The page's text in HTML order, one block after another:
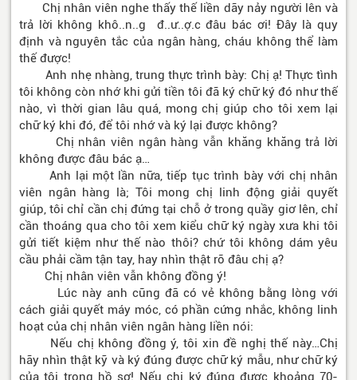
Chị nhân viên nghe thấy thế liền dãy nảy người lên và
trả lời không khô..n..g đ..ư..ợ.c đâu bác ơi! Đây là quy
định và nguyên tắc của ngân hàng, cháu không thể làm
thế được!
Anh nhẹ nhàng, trung thực trình bày: Chị ạ! Thực tình
tôi không còn nhớ khi gửi tiền tôi đã ký chữ ký đó như thế
nào, vì thời gian lâu quá, mong chị giúp cho tôi xem lại
chữ ký khi đó, để tôi nhớ và ký lại được không?
Chị nhân viên ngân hàng vẫn khăng khăng trả lời
không được đâu bác ạ…
Anh lại một lần nữa, tiếp tục trình bày với chị nhân
viên ngân hàng là; Tôi mong chị linh động giải quyết
giúp, tôi chỉ cần chị đứng tại chỗ ở trong quầy giơ lên, chỉ
cần thoáng qua cho tôi xem kiểu chữ ký ngày xưa khi tôi
gửi tiết kiệm như thế nào thôi? chứ tôi không dám yêu
cầu phải cầm tận tay, hay nhìn thật rõ đâu chị ạ?
Chị nhân viên vẫn không đồng ý!
Lúc này anh cũng đã có vẻ không bằng lòng với
cách giải quyết máy móc, có phần cứng nhắc, không linh
hoạt của chị nhân viên ngân hàng liền nói:
Nếu chị không đồng ý, tôi xin đề nghị thế này…Chị
hãy nhìn thật kỹ và ký đúng được chữ ký mẫu, như chữ ký
của tôi trong hồ sơ! Nếu chị ký đúng được khoảng 70-